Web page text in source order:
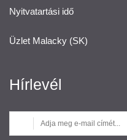
Nyitvatartási idő
Üzlet Malacky (SK)
Hírlevél